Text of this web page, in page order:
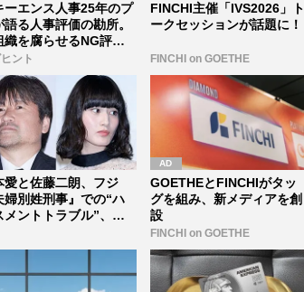
ーエンス人事25年のプ
語る人事評価の勘所。
織を腐らせるNG評
とは...
ント
FINCHI主催「IVS2026」ト
ークセッションが話題に！
FINCHI on GOETHE
愛と佐藤二朗、フジ
婦別姓刑事』での“ハ
メントトラブル”、事
GOETHEとFINCHIがタッ
グを組み、新メディアを創
設
FINCHI on GOETHE